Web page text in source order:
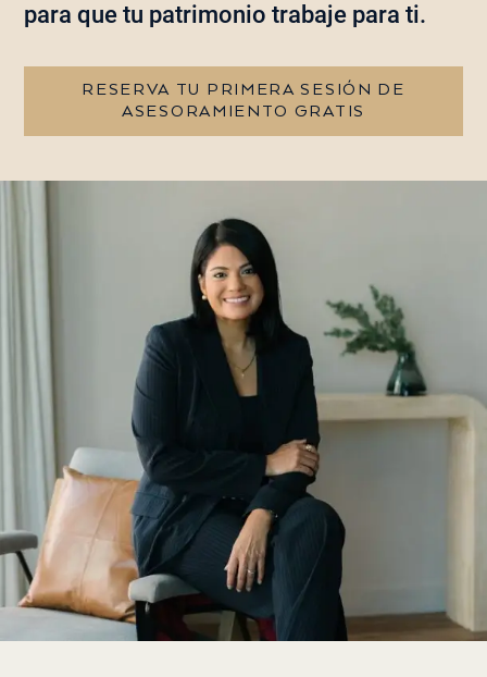
para que tu patrimonio trabaje para ti.
RESERVA TU PRIMERA SESIÓN DE
ASESORAMIENTO GRATIS